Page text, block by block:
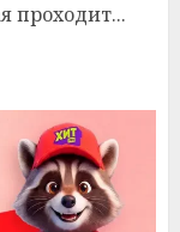
проходит...